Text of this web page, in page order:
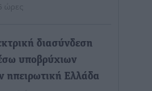
ώρες
διασύνδεση
υποβρύχιων
ηπειρωτική Ελλάδα